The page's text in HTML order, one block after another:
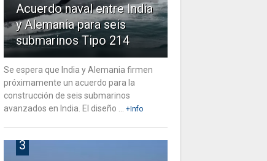
Acuerdo naval entre India
y Alemania para seis
submarinos Tipo 214
Se espera que India y Alemania firmen
próximamente un acuerdo para la
construcción de seis submarinos
avanzados en India. El diseño ...
+Info
3